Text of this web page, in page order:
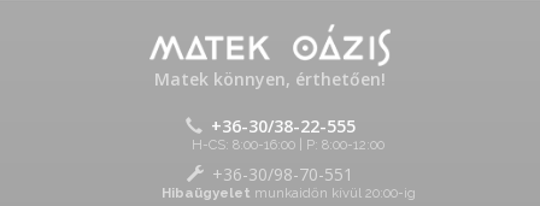
Matek könnyen, érthetően!
+36-30/38-22-555
H-CS: 8:00-16:00 | P: 8:00-12:00
+36-30/98-70-551
Hibaügyelet munkaidőn kívül 20:00-ig